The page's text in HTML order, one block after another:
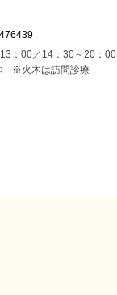
：00／14：30～20：00
※火木は訪問診療